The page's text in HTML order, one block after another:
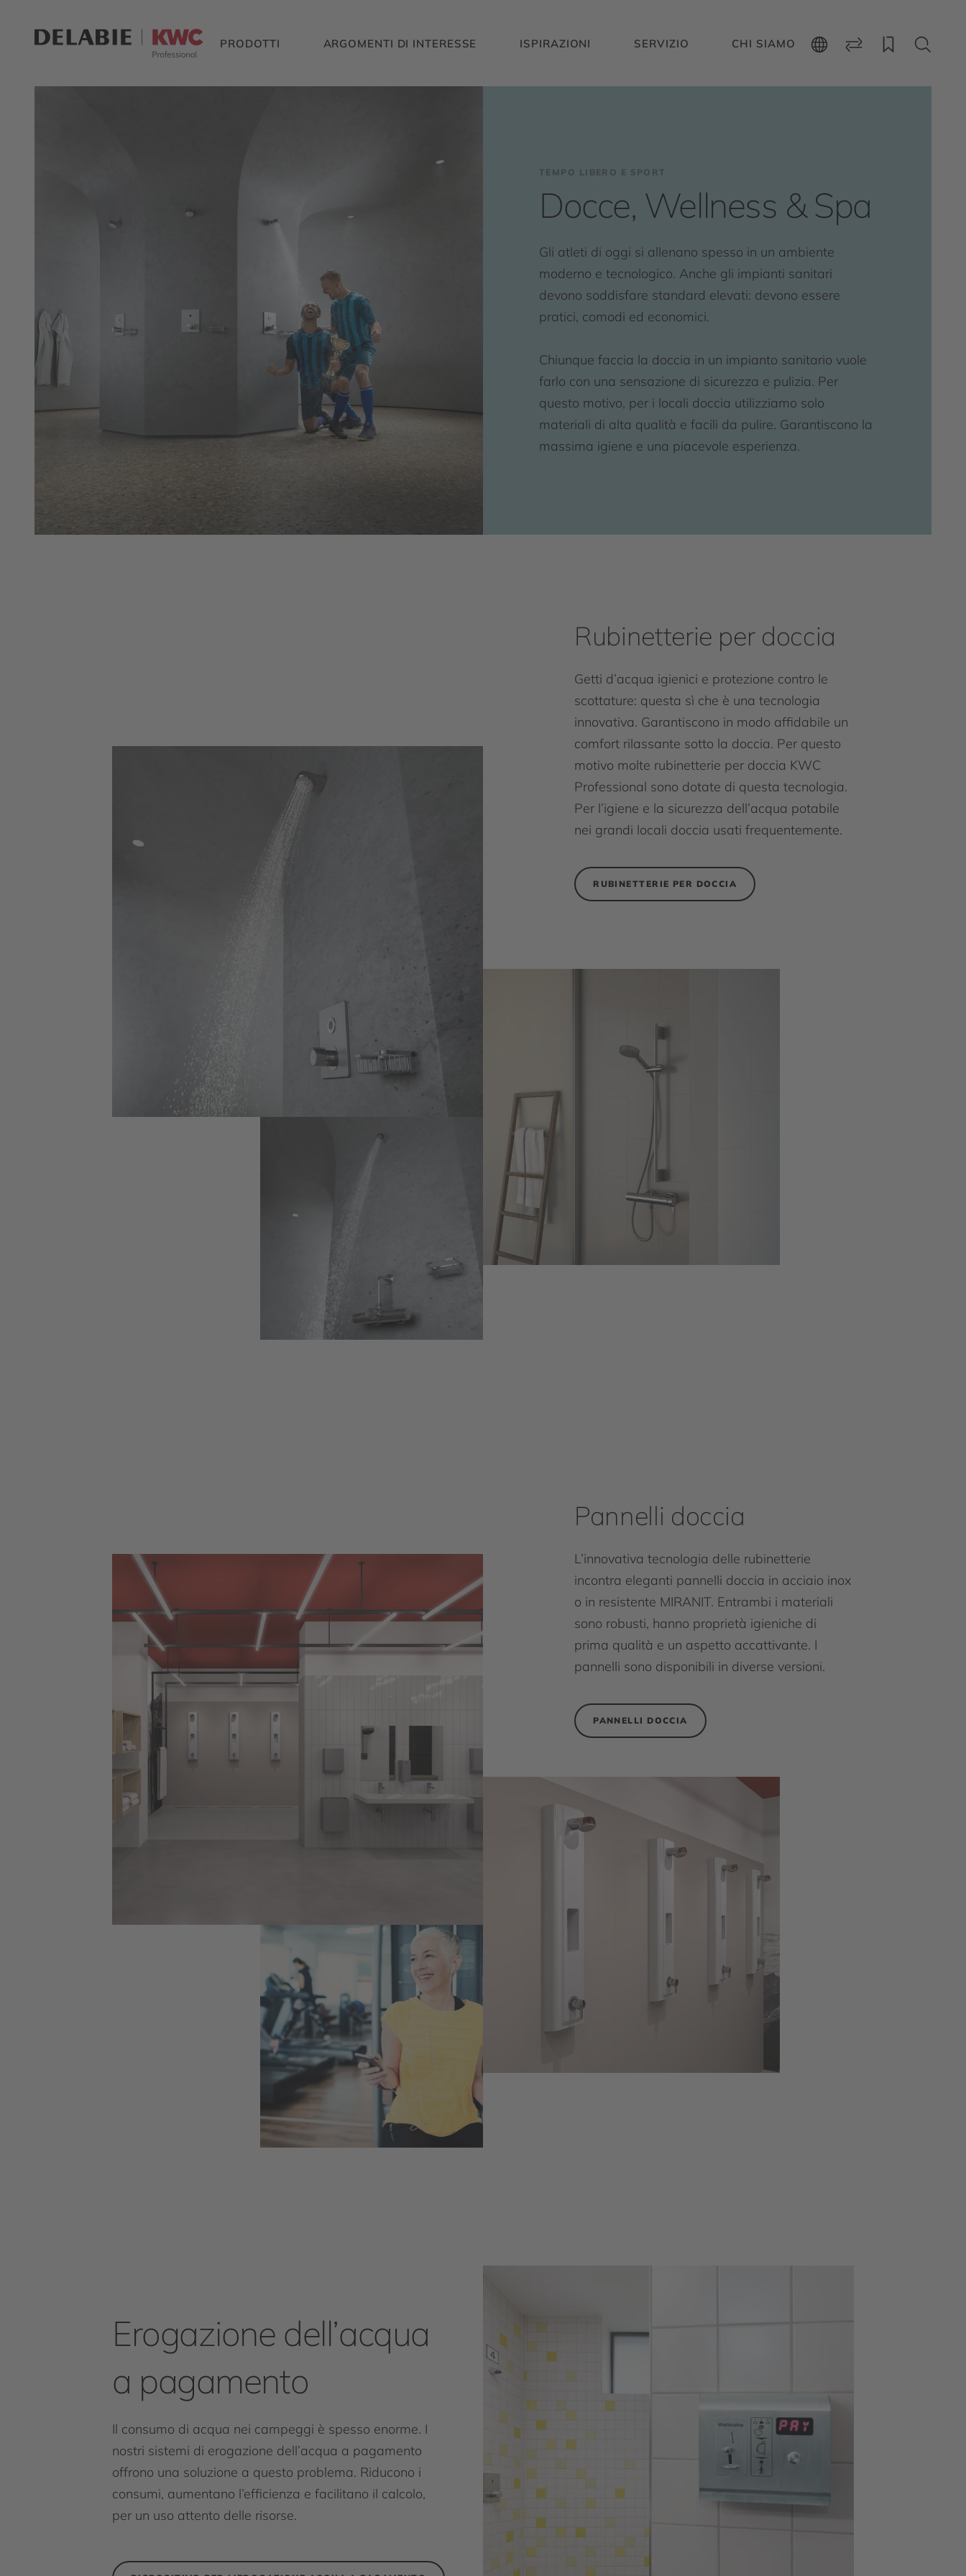
PRODOTTI ARGOMENTI DI INTERESSE ISPIRAZIONI SERVIZIO CHI SIAMO
TEMPO LIBERO E SPORT
Docce, Wellness & Spa
Gli atleti di oggi si allenano spesso in un ambiente
moderno e tecnologico. Anche gli impianti sanitari
devono soddisfare standard elevati: devono essere
pratici, comodi ed economici.
Chiunque faccia la doccia in un impianto sanitario vuole
farlo con una sensazione di sicurezza e pulizia. Per
questo motivo, per i locali doccia utilizziamo solo
materiali di alta qualità e facili da pulire. Garantiscono la
massima igiene e una piacevole esperienza.
Rubinetterie per doccia
Getti d’acqua igienici e protezione contro le
scottature: questa sì che è una tecnologia
innovativa. Garantiscono in modo affidabile un
comfort rilassante sotto la doccia. Per questo
motivo molte rubinetterie per doccia KWC
Professional sono dotate di questa tecnologia.
Per l’igiene e la sicurezza dell’acqua potabile
nei grandi locali doccia usati frequentemente.
RUBINETTERIE PER DOCCIA
Pannelli doccia
L’innovativa tecnologia delle rubinetterie
incontra eleganti pannelli doccia in acciaio inox
o in resistente MIRANIT. Entrambi i materiali
sono robusti, hanno proprietà igieniche di
prima qualità e un aspetto accattivante. I
pannelli sono disponibili in diverse versioni.
PANNELLI DOCCIA
Erogazione dell’acqua
a pagamento
Il consumo di acqua nei campeggi è spesso enorme. I
nostri sistemi di erogazione dell’acqua a pagamento
offrono una soluzione a questo problema. Riducono i
consumi, aumentano l’efficienza e facilitano il calcolo,
per un uso attento delle risorse.